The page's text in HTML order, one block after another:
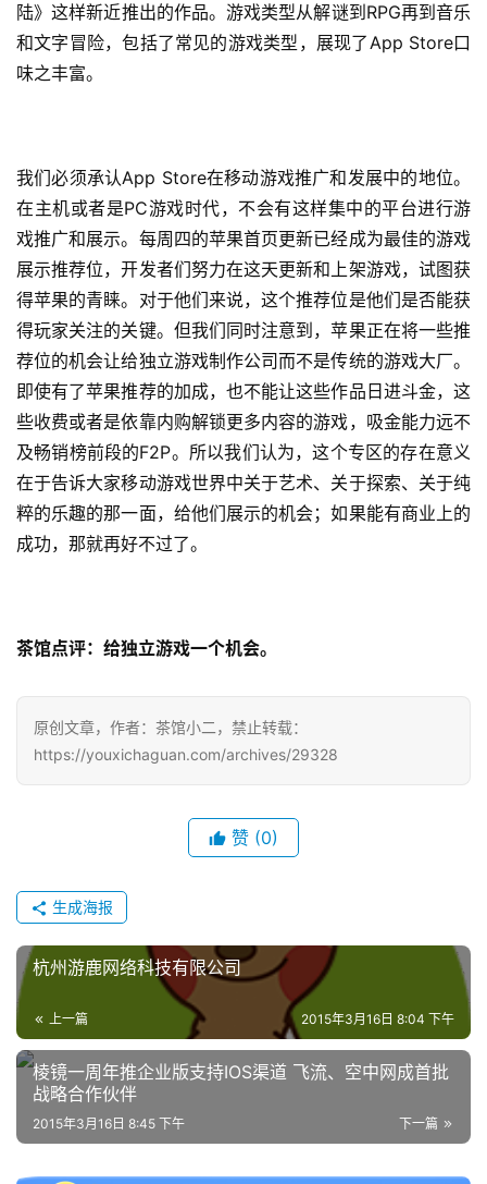
中
文
(
陆》这样新近推出的作品。游戏类型从解谜到RPG再到音乐
和文字冒险，包括了常见的游戏类型，展现了App Store口
味之丰富。
我们必须承认App Store在移动游戏推广和发展中的地位。
在主机或者是PC游戏时代，不会有这样集中的平台进行游
戏推广和展示。每周四的苹果首页更新已经成为最佳的游戏
展示推荐位，开发者们努力在这天更新和上架游戏，试图获
得苹果的青睐。对于他们来说，这个推荐位是他们是否能获
得玩家关注的关键。但我们同时注意到，苹果正在将一些推
荐位的机会让给独立游戏制作公司而不是传统的游戏大厂。
即使有了苹果推荐的加成，也不能让这些作品日进斗金，这
些收费或者是依靠内购解锁更多内容的游戏，吸金能力远不
及畅销榜前段的F2P。所以我们认为，这个专区的存在意义
在于告诉大家移动游戏世界中关于艺术、关于探索、关于纯
粹的乐趣的那一面，给他们展示的机会；如果能有商业上的
成功，那就再好不过了。
茶馆点评：给独立游戏一个机会。
原创文章，作者：茶馆小二，禁止转载：
https://youxichaguan.com/archives/29328
赞 (0)
生成海报
杭州游鹿网络科技有限公司
上一篇 2015年3月16日 8:04 下午
棱镜一周年推企业版支持IOS渠道 飞流、空中网成首批
战略合作伙伴
下一篇
2015年3月16日 8:45 下午